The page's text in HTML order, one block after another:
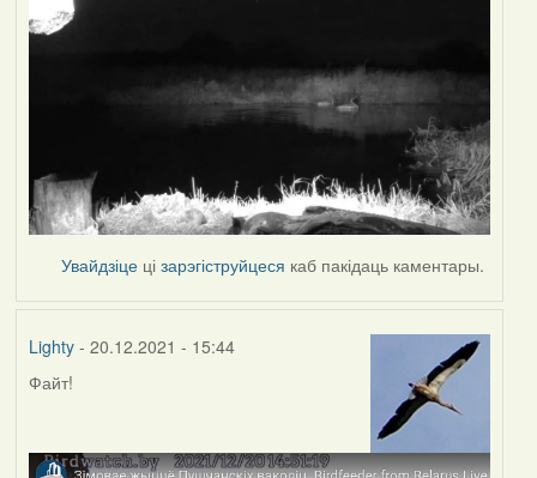
Увайдзіце цізарэгіструйцеся каб пакідаць каментары.
Lighty- 20.12.2021 - 15:44
Файт!